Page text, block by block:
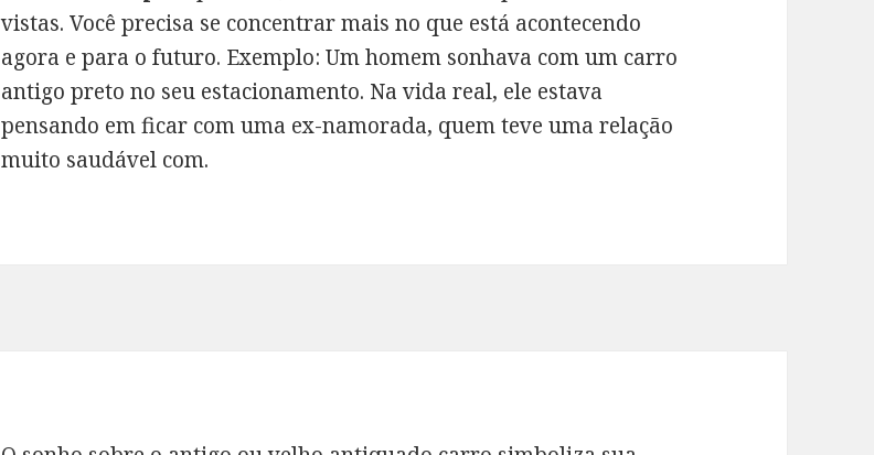
vistas. Você precisa se concentrar mais no que está acontecendo
agora e para o futuro. Exemplo: Um homem sonhava com um carro
antigo preto no seu estacionamento. Na vida real, ele estava
pensando em ficar com uma ex-namorada, quem teve uma relação
muito saudável com.